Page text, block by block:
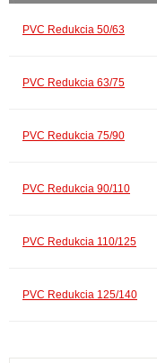
PVC Redukcia 50/63
PVC Redukcia 63/75
PVC Redukcia 75/90
PVC Redukcia 90/110
PVC Redukcia 110/125
PVC Redukcia 125/140